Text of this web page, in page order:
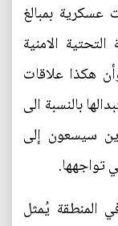
عسكرية بمبالغ
الامنية
هكذا علاقات
بالنسبة الى
سيسعون إلى
تواجهها.
المنطقة يُمثل